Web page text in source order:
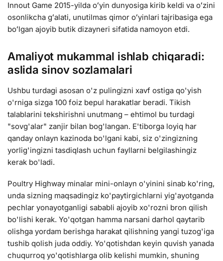
Innout Game 2015-yilda oʻyin dunyosiga kirib keldi va oʻzini
osonlikcha gʻalati, unutilmas qimor oʻyinlari tajribasiga ega
boʻlgan ajoyib butik dizayneri sifatida namoyon etdi.
Amaliyot mukammal ishlab chiqaradi:
aslida sinov sozlamalari
Ushbu turdagi asosan o'z pulingizni xavf ostiga qo'yish
o'rniga sizga 100 foiz bepul harakatlar beradi. Tikish
talablarini tekshirishni unutmang – ehtimol bu turdagi
"sovg'alar" zanjir bilan bog'langan. E'tiborga loyiq har
qanday onlayn kazinoda bo'lgani kabi, siz o'zingizning
yorlig'ingizni tasdiqlash uchun fayllarni belgilashingiz
kerak bo'ladi.
Poultry Highway minalar mini-onlayn o'yinini sinab ko'ring,
unda sizning maqsadingiz ko'paytirgichlarni yig'ayotganda
pechlar yonayotganligi sababli ajoyib xo'rozni bron qilish
bo'lishi kerak. Yo'qotgan hamma narsani darhol qaytarib
olishga yordam berishga harakat qilishning yangi tuzog'iga
tushib qolish juda oddiy. Yo'qotishdan keyin quvish yanada
chuqurroq yo'qotishlarga olib kelishi mumkin, shuning